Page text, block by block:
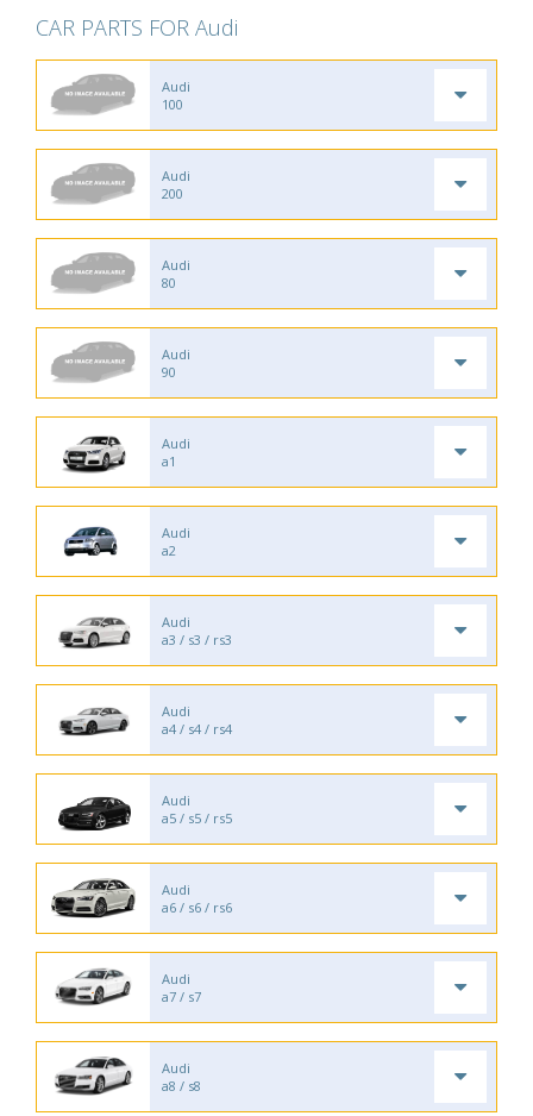
CAR PARTS FOR Audi
Audi
100
Audi
200
Audi
80
Audi
90
Audi
a1
Audi
a2
Audi
a3 / s3 / rs3
Audi
a4 / s4 / rs4
Audi
a5 / s5 / rs5
Audi
a6 / s6 / rs6
Audi
a7 / s7
Audi
a8 / s8